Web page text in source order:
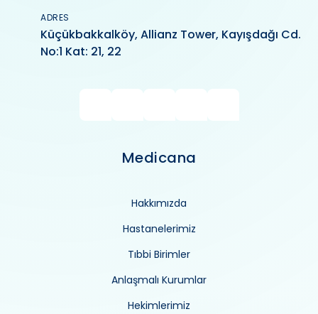
ADRES
Küçükbakkalköy, Allianz Tower, Kayışdağı Cd.
No:1 Kat: 21, 22
Medicana
Hakkımızda
Hastanelerimiz
Tıbbi Birimler
Anlaşmalı Kurumlar
Hekimlerimiz